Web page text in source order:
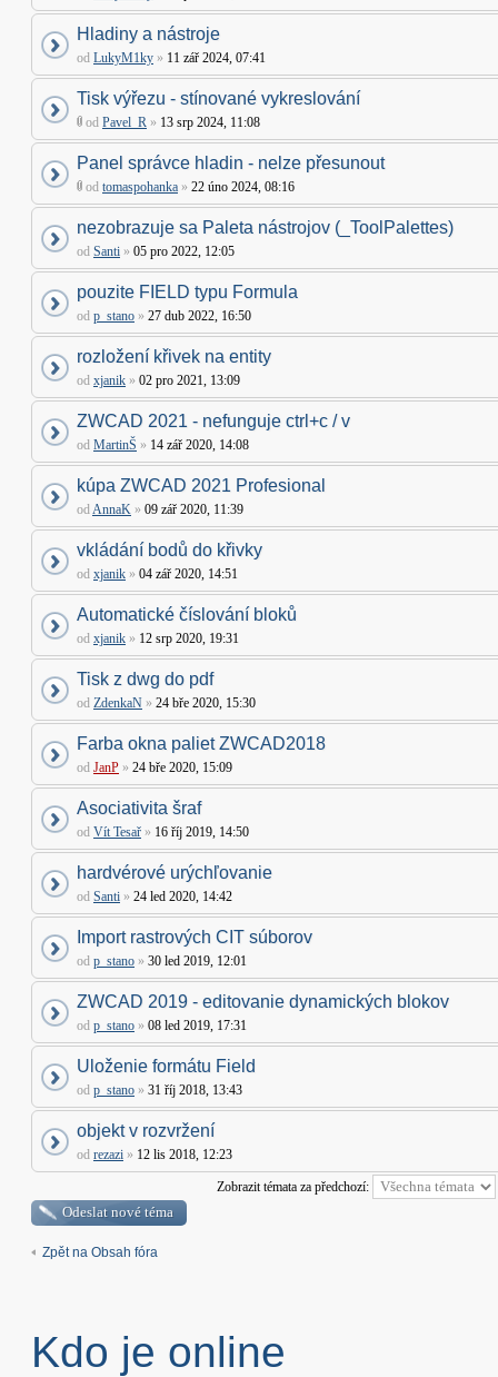
Hladiny a nástroje
od LukyM1ky » 11 zář 2024, 07:41
Tisk výřezu - stínované vykreslování
od Pavel_R » 13 srp 2024, 11:08
Panel správce hladin - nelze přesunout
od tomaspohanka » 22 úno 2024, 08:16
nezobrazuje sa Paleta nástrojov (_ToolPalettes)
od Santi » 05 pro 2022, 12:05
pouzite FIELD typu Formula
od p_stano » 27 dub 2022, 16:50
rozložení křivek na entity
od xjanik » 02 pro 2021, 13:09
ZWCAD 2021 - nefunguje ctrl+c / v
od MartinŠ » 14 zář 2020, 14:08
kúpa ZWCAD 2021 Profesional
odAnnaK » 09 zář 2020, 11:39
vkládání bodů do křivky
od xjanik » 04 zář 2020, 14:51
Automatické číslování bloků
od xjanik » 12 srp 2020, 19:31
Tisk z dwg do pdf
od ZdenkaN » 24 bře 2020, 15:30
Farba okna paliet ZWCAD2018
od JanP » 24 bře 2020, 15:09
Asociativita šraf
od Vít Tesař » 16 říj 2019, 14:50
hardvérové urýchľovanie
od Santi » 24 led 2020, 14:42
Import rastrových CIT súborov
od p_stano » 30 led 2019, 12:01
ZWCAD 2019 - editovanie dynamických blokov
od p_stano » 08 led 2019, 17:31
Uloženie formátu Field
od p_stano » 31 říj 2018, 13:43
objekt v rozvržení
od rezazi » 12 lis 2018, 12:23
Zobrazit témata za předchozí:
Odeslat nové téma
Zpět na Obsah fóra
Kdo je online